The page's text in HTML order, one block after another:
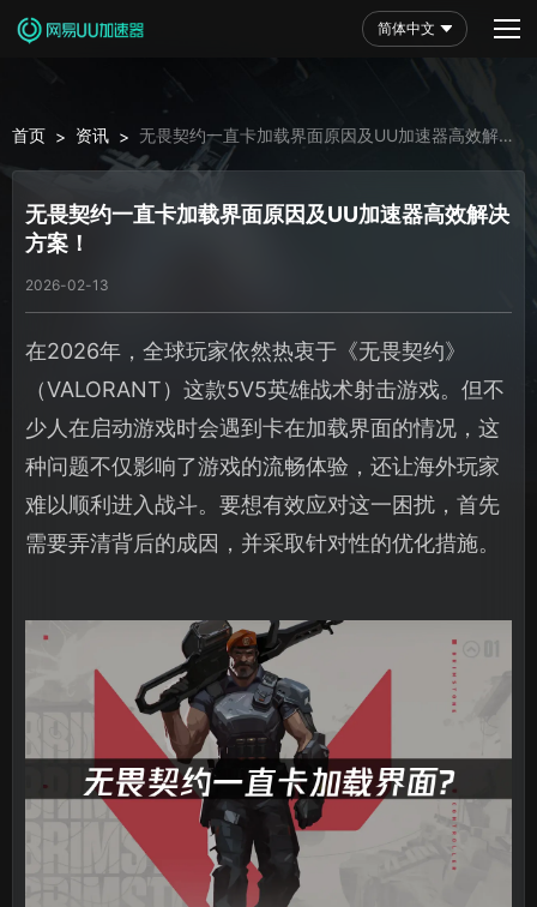
简体中文
首页 > 资讯 > 无畏契约一直卡加载界面原因及UU加速器高效解决
方案！
无畏契约一直卡加载界面原因及UU加速器高效解决
方案！
2026-02-13
在2026年，全球玩家依然热衷于《无畏契约》
（VALORANT）这款5V5英雄战术射击游戏。但不
少人在启动游戏时会遇到卡在加载界面的情况，这
种问题不仅影响了游戏的流畅体验，还让海外玩家
难以顺利进入战斗。要想有效应对这一困扰，首先
需要弄清背后的成因，并采取针对性的优化措施。